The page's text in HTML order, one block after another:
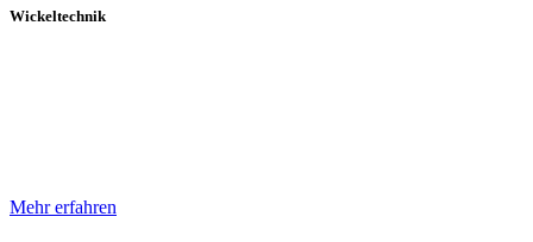
Wickeltechnik
Mehr erfahren